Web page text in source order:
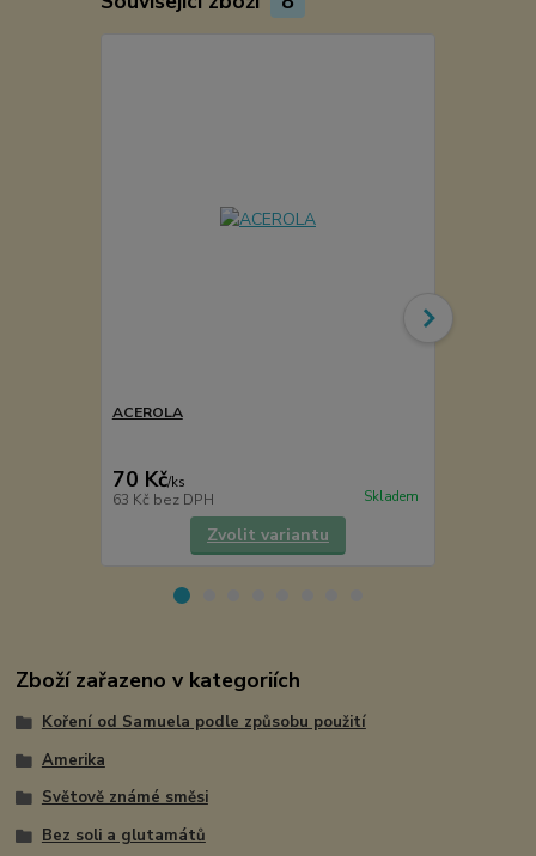
ACEROLA
70 Kč/ks
63 Kč bez DPH Skladem
Zvolit variantu
Zboží zařazeno v kategoriích
Koření od Samuela podle způsobu použití
Amerika
Světově známé směsi
Bez soli a glutamátů